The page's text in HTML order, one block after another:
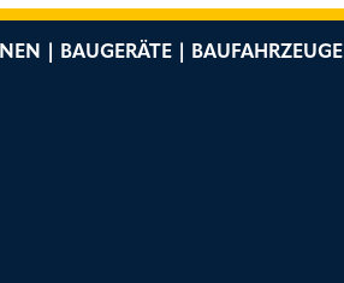
| BAUGERÄTE | BAUFAHRZEUGE